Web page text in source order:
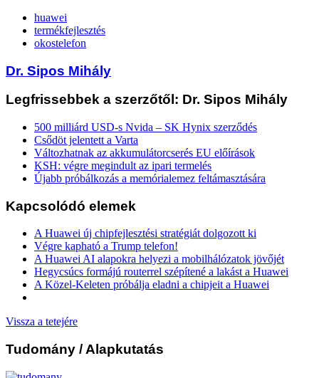
huawei
termékfejlesztés
okostelefon
Dr. Sipos Mihály
Legfrissebbek a szerzőtől: Dr. Sipos Mihály
500 milliárd USD-s Nvida – SK Hynix szerződés
Csődöt jelentett a Varta
Változhatnak az akkumulátorcserés EU előírások
KSH: végre megindult az ipari termelés
Újabb próbálkozás a memórialemez feltámasztására
Kapcsolódó elemek
A Huawei új chipfejlesztési stratégiát dolgozott ki
Végre kapható a Trump telefon!
A Huawei AI alapokra helyezi a mobilhálózatok jövőjét
Hegycsúcs formájú routerrel szépítené a lakást a Huawei
A Közel-Keleten próbálja eladni a chipjeit a Huawei
Vissza a tetejére
Tudomány / Alapkutatás